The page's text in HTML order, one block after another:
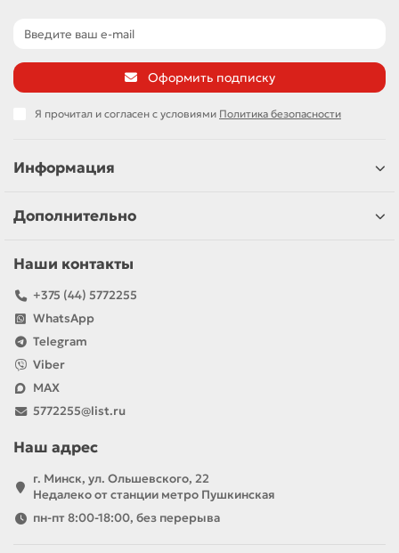
Оформить подписку
Я прочитал и согласен с условиями Политика безопасности
Информация
Дополнительно
Наши контакты
+375 (44) 5772255
WhatsApp
Telegram
Viber
MAX
5772255@list.ru
Наш адрес
г. Минск, ул. Ольшевского, 22
Недалеко от станции метро Пушкинская
пн-пт 8:00-18:00, без перерыва